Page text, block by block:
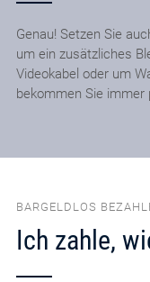
Genau! Setzen Sie
um ein zusätzliches
Videokabel oder um
bekommen Sie immer
BARGELDLOS
Ich zahle,